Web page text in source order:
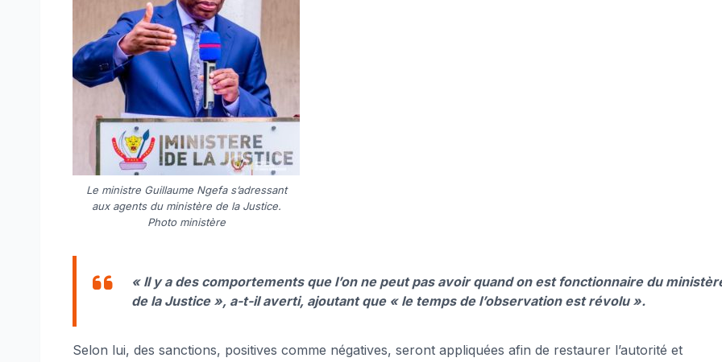
Le ministre Guillaume Ngefa s’adressant
aux agents du ministère de la Justice.
Photo ministère
« Il y a des comportements que l’on ne peut pas avoir quand on est fonctionnaire du
de la Justice », a-t-il averti, ajoutant que « le temps de l’observation est révolu ».
Selon lui, des sanctions, positives comme négatives, seront appliquées afin de restaurer l’autorité et